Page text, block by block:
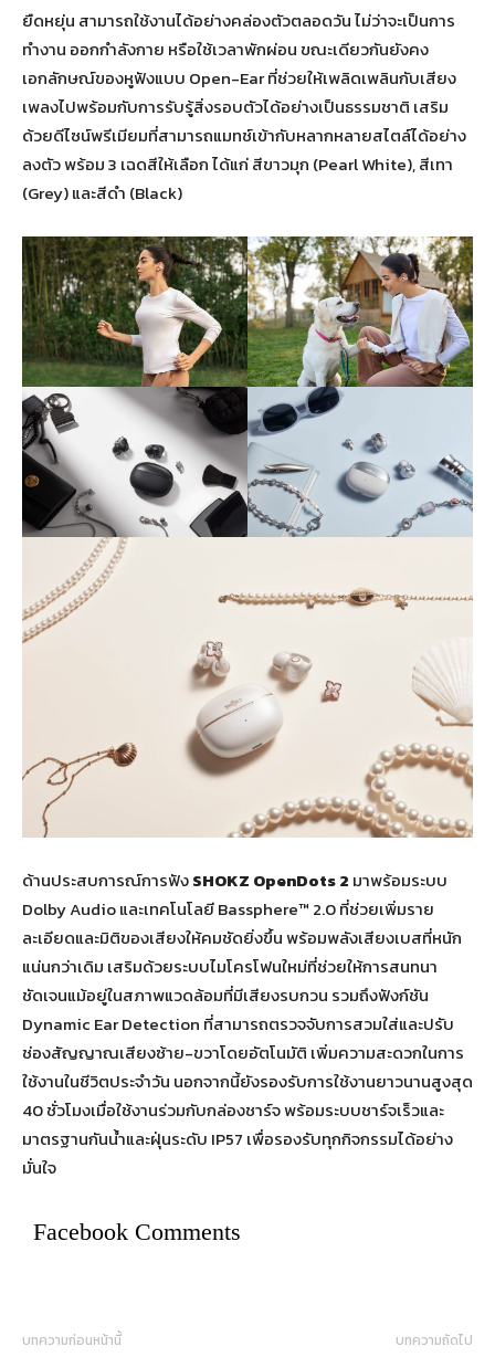
ยืดหยุ่น สามารถใช้งานได้อย่างคล่องตัวตลอดวัน ไม่ว่าจะเป็นการ
ทำงาน ออกกำลังกาย หรือใช้เวลาพักผ่อน ขณะเดียวกันยังคง
เอกลักษณ์ของหูฟังแบบ Open-Ear ที่ช่วยให้เพลิดเพลินกับเสียง
เพลงไปพร้อมกับการรับรู้สิ่งรอบตัวได้อย่างเป็นธรรมชาติ เสริม
ด้วยดีไซน์พรีเมียมที่สามารถแมทช์เข้ากับหลากหลายสไตล์ได้อย่าง
ลงตัว พร้อม 3 เฉดสีให้เลือก ได้แก่ สีขาวมุก (Pearl White), สีเทา
(Grey) และสีดำ (Black)
ด้านประสบการณ์การฟังSHOKZ OpenDots 2 มาพร้อมระบบ
Dolby Audio และเทคโนโลยี Bassphere™ 2.0 ที่ช่วยเพิ่มราย
ละเอียดและมิติของเสียงให้คมชัดยิ่งขึ้น พร้อมพลังเสียงเบสที่หนัก
แน่นกว่าเดิม เสริมด้วยระบบไมโครโฟนใหม่ที่ช่วยให้การสนทนา
ชัดเจนแม้อยู่ในสภาพแวดล้อมที่มีเสียงรบกวน รวมถึงฟังก์ชัน
Dynamic Ear Detection ที่สามารถตรวจจับการสวมใส่และปรับ
ช่องสัญญาณเสียงซ้าย-ขวาโดยอัตโนมัติ เพิ่มความสะดวกในการ
ใช้งานในชีวิตประจำวัน นอกจากนี้ยังรองรับการใช้งานยาวนานสูงสุด
40 ชั่วโมงเมื่อใช้งานร่วมกับกล่องชาร์จ พร้อมระบบชาร์จเร็วและ
มาตรฐานกันน้ำและฝุ่นระดับ IP57 เพื่อรองรับทุกกิจกรรมได้อย่าง
มั่นใจ
Facebook Comments
บทความก่อนหน้านี้ บทความถัดไป